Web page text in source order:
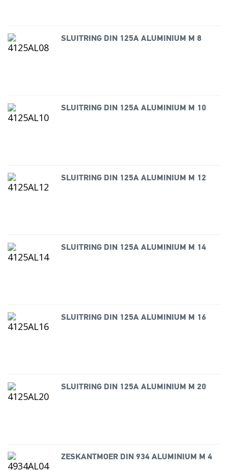
SLUITRING DIN 125A ALUMINIUM M 8
SLUITRING DIN 125A ALUMINIUM M 10
SLUITRING DIN 125A ALUMINIUM M 12
SLUITRING DIN 125A ALUMINIUM M 14
SLUITRING DIN 125A ALUMINIUM M 16
SLUITRING DIN 125A ALUMINIUM M 20
ZESKANTMOER DIN 934 ALUMINIUM M 4